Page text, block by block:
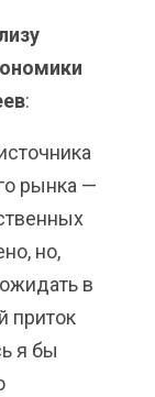
:
рынка —
но,
в
приток
я бы